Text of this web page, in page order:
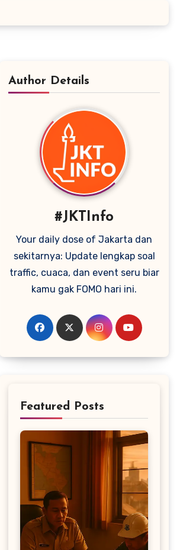
Author Details
#JKTInfo
Your daily dose of Jakarta dan
sekitarnya: Update lengkap soal
traffic, cuaca, dan event seru biar
kamu gak FOMO hari ini.
Featured Posts